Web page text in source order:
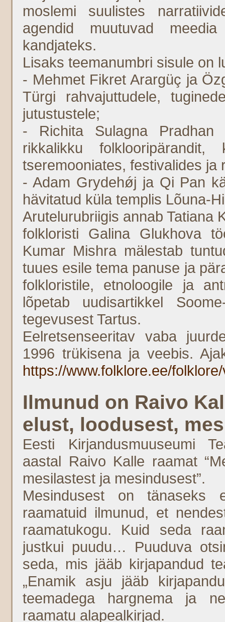
moslemi suulistes
agendid muutuvad
kandjateks.
Lisaks teemanumbri sisule on
- Mehmet Fikret Arargüç ja
Türgi rahvajuttudele,
jutustustele;
- Richita Sulagna
rikkalikku folklooripärandit,
tseremooniates, festivalides ja
- Adam Grydehǿj ja Qi Pan
hävitatud küla templis Lõuna-
Arutelurubriigis annab Tatiana
folkloristi Galina Glukhova
Kumar Mishra mälestab
tuues esile tema panuse ja
folkloristile, etnoloogile ja
lõpetab uudisartikkel
tegevusest Tartus.
Eelretsenseeritav vaba
1996 trükisena ja veebis.
https://www.folklore.ee/
Ilmunud on Raivo
elust, loodusest,
Eesti Kirjandusmuuseumi
aastal Raivo Kalle raamat
mesilastest ja mesindusest”.
Mesindusest on
raamatuid ilmunud, et
raamatukogu. Kuid seda
justkui puudu… Puuduva
seda, mis jääb kirjapandud
„Enamik asju jääb
teemadega hargnema ja
raamatu alapealkirjad.